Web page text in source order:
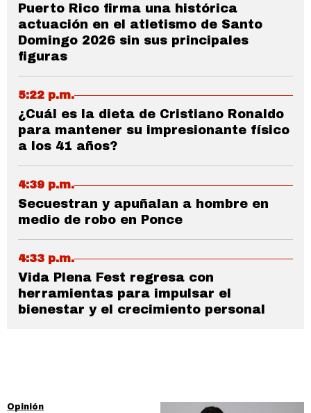
Puerto Rico firma una histórica
actuación en el atletismo de Santo
Domingo 2026 sin sus principales
figuras
5:22 p.m.
¿Cuál es la dieta de Cristiano Ronaldo
para mantener su impresionante físico
a los 41 años?
4:39 p.m.
Secuestran y apuñalan a hombre en
medio de robo en Ponce
4:33 p.m.
Vida Plena Fest regresa con
herramientas para impulsar el
bienestar y el crecimiento personal
Opinión